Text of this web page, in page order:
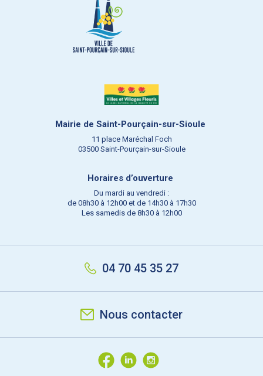
Mairie de Saint-Pourçain-sur-Sioule
11 place Maréchal Foch
03500 Saint-Pourçain-sur-Sioule
Horaires d’ouverture
Du mardi au vendredi :
de 08h30 à 12h00 et de 14h30 à 17h30
Les samedis de 8h30 à 12h00
04 70 45 35 27
Nous contacter